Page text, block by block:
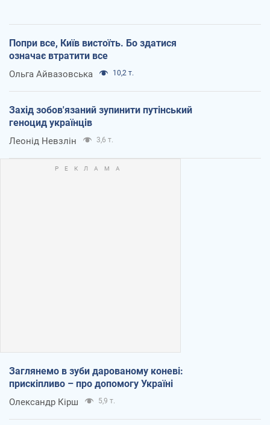
Попри все, Київ вистоїть. Бо здатися
означає втратити все
Ольга Айвазовська 10,2 т.
Захід зобов'язаний зупинити путінський
геноцид українців
Леонід Невзлін 3,6 т.
Заглянемо в зуби дарованому коневі:
прискіпливо – про допомогу Україні
Олександр Кірш 5,9 т.